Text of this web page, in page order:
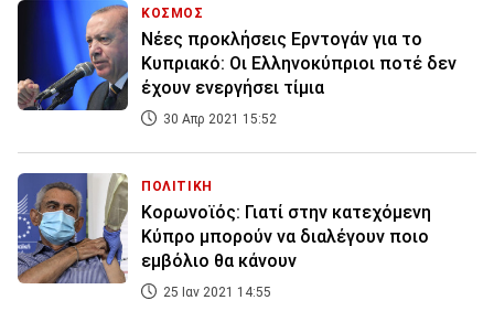
ΚΟΣΜΟΣ
Νέες προκλήσεις Ερντογάν για το
Κυπριακό: Οι Ελληνοκύπριοι ποτέ δεν
έχουν ενεργήσει τίμια
30 Απρ 2021 15:52
ΠΟΛΙΤΙΚΗ
Κορωνοϊός: Γιατί στην κατεχόμενη
Κύπρο μπορούν να διαλέγουν ποιο
εμβόλιο θα κάνουν
25 Ιαν 2021 14:55